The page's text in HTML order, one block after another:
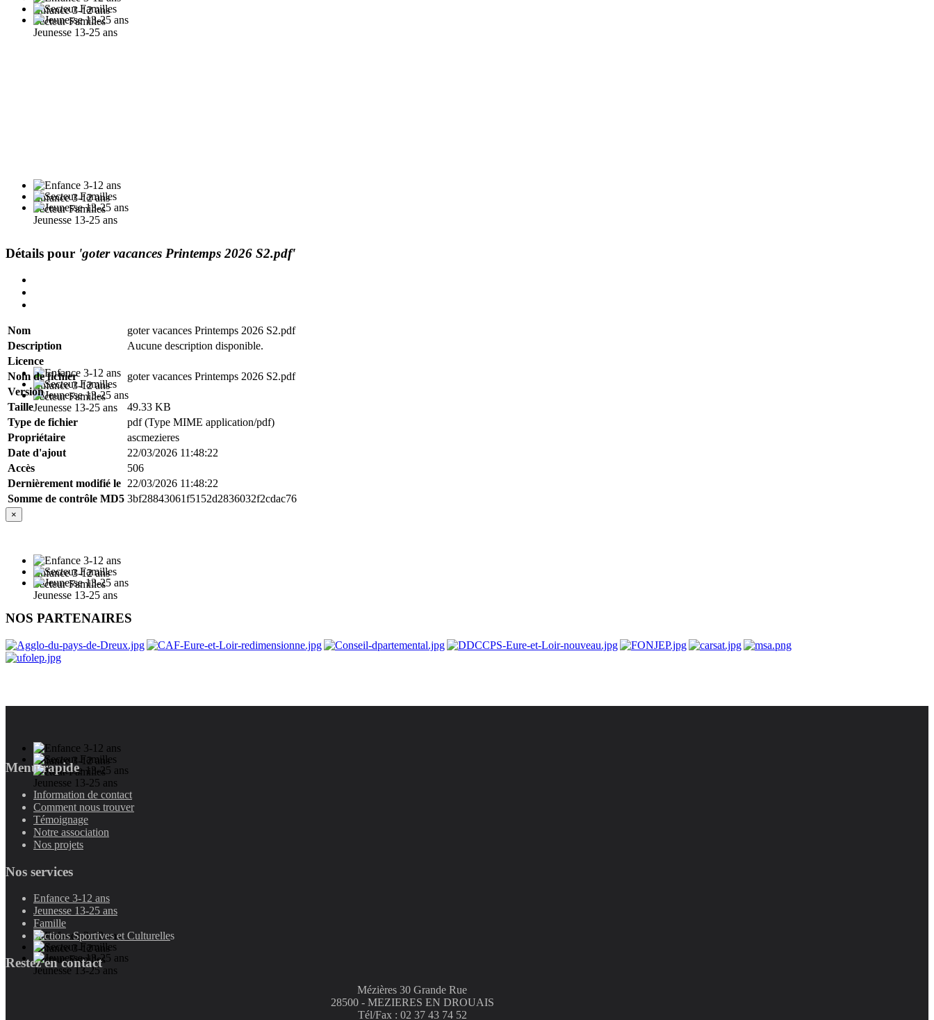
Enfance 3-12 ans
Enfance 3-12 ans
Enfance 3-12 ans
Enfance 3-12 ans
Enfance 3-12 ans
Enfance 3-12 ans
Secteur Familles
Secteur Familles
Secteur Familles
Secteur Familles
Secteur Familles
Secteur Familles
Jeunesse 13-25 ans
Jeunesse 13-25 ans
Jeunesse 13-25 ans
Jeunesse 13-25 ans
Jeunesse 13-25 ans
Jeunesse 13-25 ans
Détails pour 'goter vacances Printemps 2026 S2.pdf'
Nom
goter vacances Printemps 2026 S2.pdf
Description
Aucune description disponible.
Licence
Nom de fichier
goter vacances Printemps 2026 S2.pdf
Version
Taille
49.33 KB
Type de fichier
pdf (Type MIME application/pdf)
Propriétaire
ascmezieres
Date d'ajout
22/03/2026 11:48:22
Accès
506
Dernièrement modifié le 22/03/2026 11:48:22
Somme de contrôle MD5 3bf28843061f5152d2836032f2cdac76
×
NOS PARTENAIRES
Menu rapide
Information de contact
Comment nous trouver
Témoignage
Notre association
Nos projets
Nos services
Enfance 3-12 ans
Jeunesse 13-25 ans
Famille
Sections Sportives et Culturelles
Restez en contact
Mézières 30 Grande Rue
28500 - MEZIERES EN DROUAIS
Tél/Fax : 02 37 43 74 52